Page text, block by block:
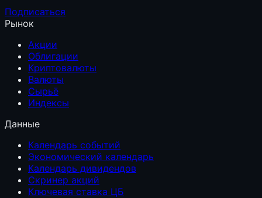
Подписаться
Рынок
Акции
Облигации
Криптовалюты
Валюты
Сырьё
Индексы
Данные
Календарь событий
Экономический календарь
Календарь дивидендов
Скринер акций
Ключевая ставка ЦБ